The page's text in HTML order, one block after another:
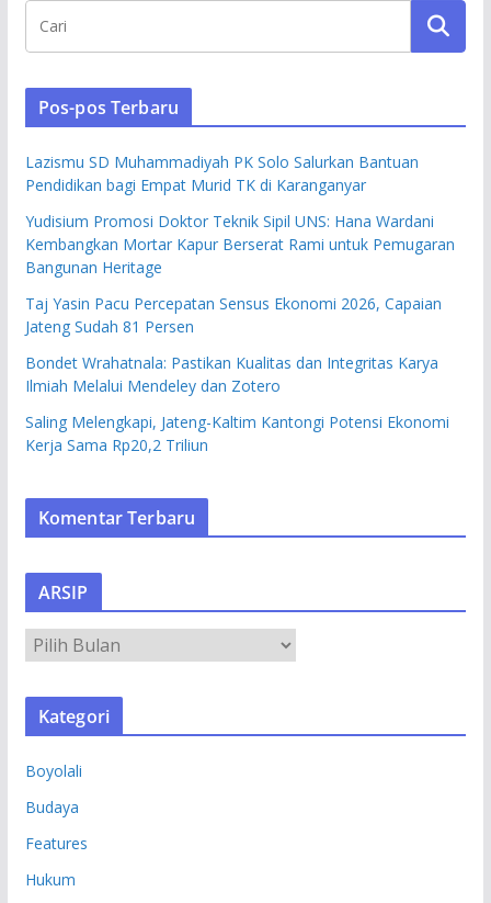
Pos-pos Terbaru
Lazismu SD Muhammadiyah PK Solo Salurkan Bantuan
Pendidikan bagi Empat Murid TK di Karanganyar
Yudisium Promosi Doktor Teknik Sipil UNS: Hana Wardani
Kembangkan Mortar Kapur Berserat Rami untuk Pemugaran
Bangunan Heritage
Taj Yasin Pacu Percepatan Sensus Ekonomi 2026, Capaian
Jateng Sudah 81 Persen
Bondet Wrahatnala: Pastikan Kualitas dan Integritas Karya
Ilmiah Melalui Mendeley dan Zotero
Saling Melengkapi, Jateng-Kaltim Kantongi Potensi Ekonomi
Kerja Sama Rp20,2 Triliun
Komentar Terbaru
ARSIP
R
S
Kategori
Boyolali
Budaya
Features
Hukum